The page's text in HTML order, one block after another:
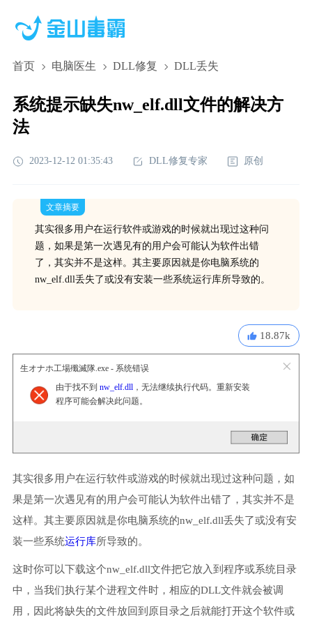
首页 电脑医生 DLL修复 DLL丢失
系统提示缺失nw_elf.dll文件的解决方
法
2023-12-12 01:35:43 DLL修复专家 原创
文章摘要
其实很多用户在运行软件或游戏的时候就出现过这种问
题，如果是第一次遇见有的用户会可能认为软件出错
了，其实并不是这样。其主要原因就是你电脑系统的
nw_elf.dll丢失了或没有安装一些系统运行库所导致的。
18.87k
生オナホ工場殲滅隊.exe - 系统错误
由于找不到 nw_elf.dll，无法继续执行代码。重新安装
程序可能会解决此问题。
其实很多用户在运行软件或游戏的时候就出现过这种问题，如
果是第一次遇见有的用户会可能认为软件出错了，其实并不是
这样。其主要原因就是你电脑系统的nw_elf.dll丢失了或没有安
装一些系统运行库所导致的。
这时你可以下载这个nw_elf.dll文件把它放入到程序或系统目录
中，当我们执行某个进程文件时，相应的DLL文件就会被调
用，因此将缺失的文件放回到原目录之后就能打开这个软件或